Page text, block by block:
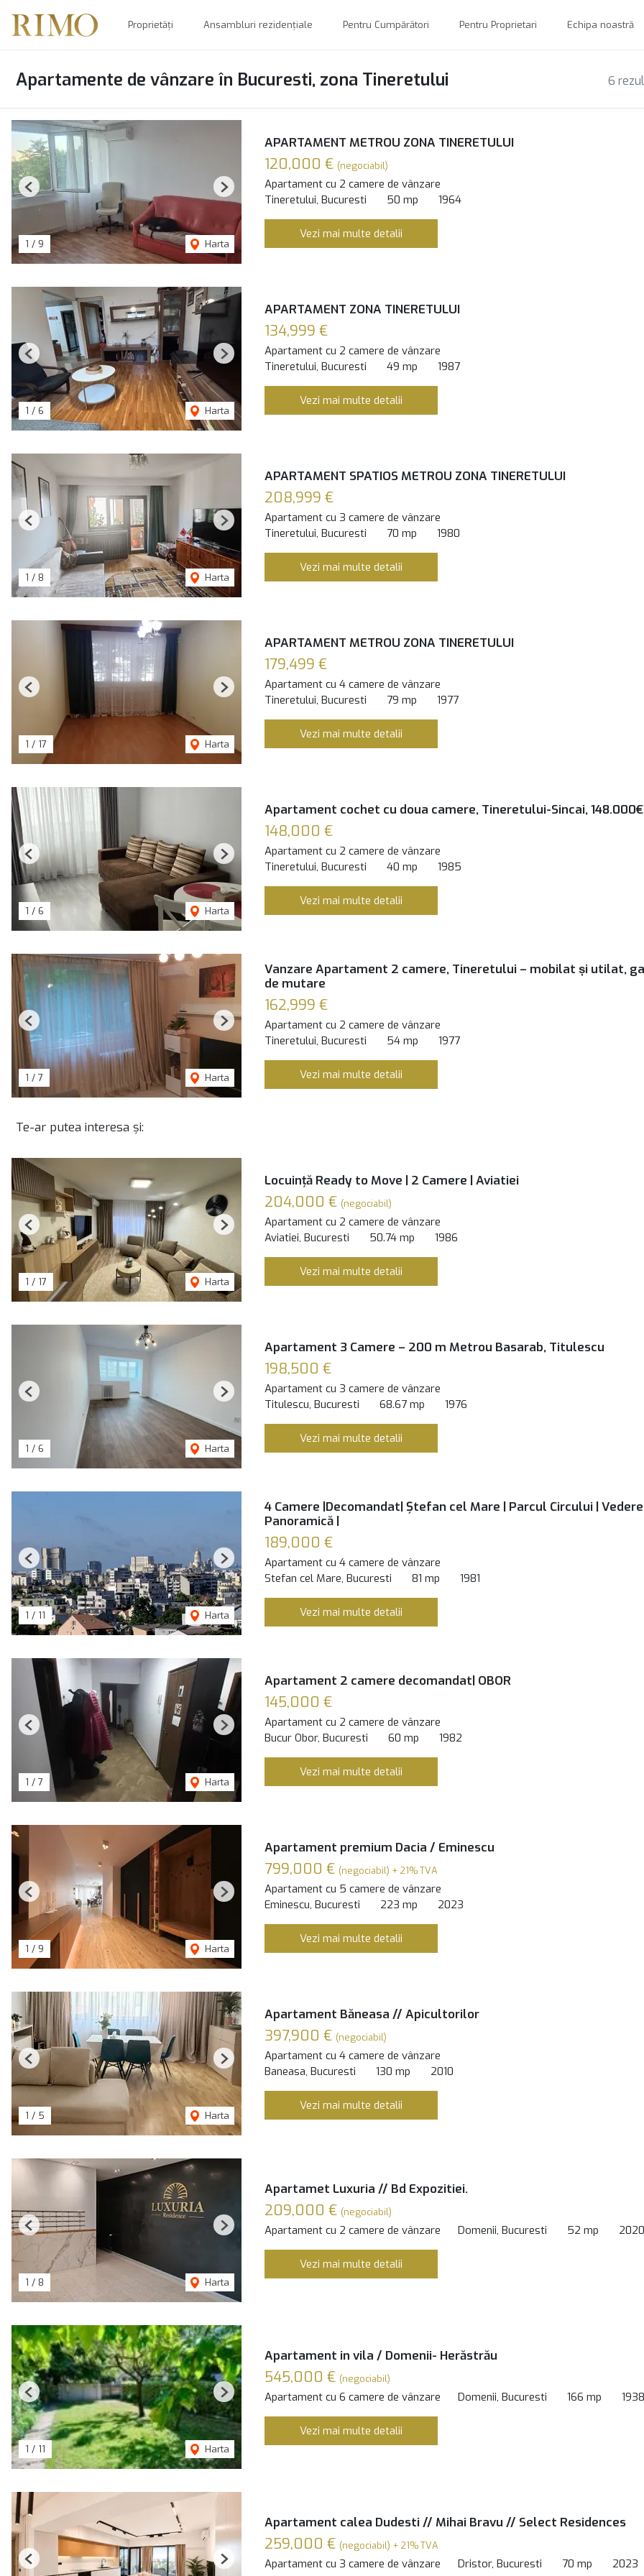
Proprietăți Ansambluri rezidențiale Pentru Cumpărători Pentru Proprietari Echipa noastră
6
Apartamente de vânzare în Bucuresti, zona Tineretului
1 / 9 Harta
Previous Next
APARTAMENT METROU ZONA TINERETULUI
120,000 € (negociabil)
Apartament cu 2 camere de vânzare
Tineretului, Bucuresti
50 mp 1964
Vezi mai multe detalii
1 / 6 Harta
Previous Next
APARTAMENT ZONA TINERETULUI
134,999 €
Apartament cu 2 camere de vânzare
Tineretului, Bucuresti
49 mp 1987
Vezi mai multe detalii
1 / 8 Harta
Previous Next
APARTAMENT SPATIOS METROU ZONA TINERETULUI
208,999 €
Apartament cu 3 camere de vânzare
Tineretului, Bucuresti
70 mp 1980
Vezi mai multe detalii
1 / 17 Harta
Previous Next
APARTAMENT METROU ZONA TINERETULUI
179,499 €
Apartament cu 4 camere de vânzare
Tineretului, Bucuresti
79 mp 1977
Vezi mai multe detalii
1 / 6 Harta
Previous Next
Apartament cochet cu doua camere, Tineretului-Sincai, 148.000€
148,000 €
Apartament cu 2 camere de vânzare
Tineretului, Bucuresti
40 mp 1985
Vezi mai multe detalii
1 / 7 Harta
Previous Next
Vanzare Apartament 2 camere, Tineretului – mobilat și utilat,
de mutare
162,999 €
Apartament cu 2 camere de vânzare
Tineretului, Bucuresti
54 mp 1977
Vezi mai multe detalii
Te-ar putea interesa și:
1 / 17 Harta
Previous Next
Locuință Ready to Move | 2 Camere | Aviatiei
204,000 € (negociabil)
Apartament cu 2 camere de vânzare
Aviatiei, Bucuresti
50.74 mp 1986
Vezi mai multe detalii
1 / 6 Harta
Previous Next
Apartament 3 Camere – 200 m Metrou Basarab, Titulescu
198,500 €
Apartament cu 3 camere de vânzare
Titulescu, Bucuresti
68.67 mp 1976
Vezi mai multe detalii
1 / 11 Harta
Previous Next
4 Camere |Decomandat| Ștefan cel Mare | Parcul Circului | Vedere
Panoramică |
189,000 €
Apartament cu 4 camere de vânzare
Stefan cel Mare, Bucuresti
81 mp 1981
Vezi mai multe detalii
1 / 7 Harta
Previous Next
Apartament 2 camere decomandat| OBOR
145,000 €
Apartament cu 2 camere de vânzare
Bucur Obor, Bucuresti
60 mp 1982
Vezi mai multe detalii
1 / 9 Harta
Previous Next
Apartament premium Dacia / Eminescu
799,000 € (negociabil) + 21% TVA
Apartament cu 5 camere de vânzare
Eminescu, Bucuresti
223 mp 2023
Vezi mai multe detalii
1 / 5 Harta
Previous Next
Apartament Băneasa // Apicultorilor
397,900 € (negociabil)
Apartament cu 4 camere de vânzare
Baneasa, Bucuresti
130 mp 2010
Vezi mai multe detalii
1 / 8 Harta
Previous Next
Apartamet Luxuria // Bd Expozitiei.
209,000 € (negociabil)
Apartament cu 2 camere de vânzare Domenii, Bucuresti 52 mp 2020
Vezi mai multe detalii
1 / 11 Harta
Previous Next
Apartament in vila / Domenii- Herăstrău
545,000 € (negociabil)
Apartament cu 6 camere de vânzare Domenii, Bucuresti 166 mp 1938
Vezi mai multe detalii
Previous Next
Apartament calea Dudesti // Mihai Bravu // Select Residences
259,000 € (negociabil) + 21% TVA
Apartament cu 3 camere de vânzare Dristor, Bucuresti 70 mp 2023